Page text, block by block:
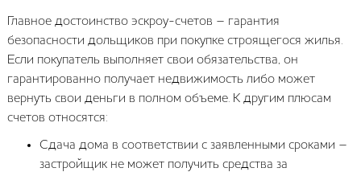
Главное достоинство эскроу-счетов – гарантия
безопасности дольщиков при покупке строящегося жилья.
Если покупатель выполняет свои обязательства, он
гарантированно получает недвижимость либо может
вернуть свои деньги в полном объеме. К другим плюсам
счетов относятся:
Сдача дома в соответствии с заявленными сроками –
застройщик не может получить средства за